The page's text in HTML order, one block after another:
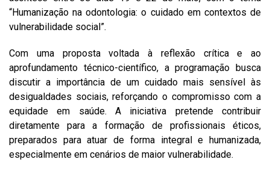
“Humanização na odontologia: o cuidado em contextos de
vulnerabilidade social”.
Com uma proposta voltada à reflexão crítica e ao
aprofundamento técnico-científico, a programação busca
discutir a importância de um cuidado mais sensível às
desigualdades sociais, reforçando o compromisso com a
equidade em saúde. A iniciativa pretende contribuir
diretamente para a formação de profissionais éticos,
preparados para atuar de forma integral e humanizada,
especialmente em cenários de maior vulnerabilidade.